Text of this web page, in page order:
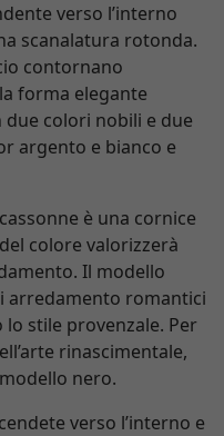
verso l’interno
scanalatura rotonda.
contornano
forma elegante
colori nobili e due
argento e bianco e
è una cornice
colore valorizzerà
Il modello
arredamento romantici
lo stile provenzale. Per
rinascimentale,
nero.
verso l’interno e